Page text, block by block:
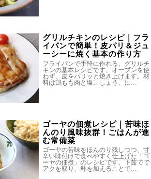
グリルチキンのレシピ｜フラ
イパンで簡単！皮パリ＆ジュ
ーシーに焼く基本の作り方
フライパンで手軽に作れる、グリルチ
キンの基本レシピです。オーブンを使
わず、皮をパリッと焼き上げます。材
料は鶏もも肉と塩こしょう、に…
ゴーヤの佃煮レシピ｜苦味ほ
んのり風味抜群！ごはんが進
む常備菜
ゴーヤの苦味をほんのり残しつつ、甘
辛い味付けで食べやすく仕上げた「ゴ
ーヤの佃煮」のレシピです。下茹でで
アクを取り、酢を加えることで…